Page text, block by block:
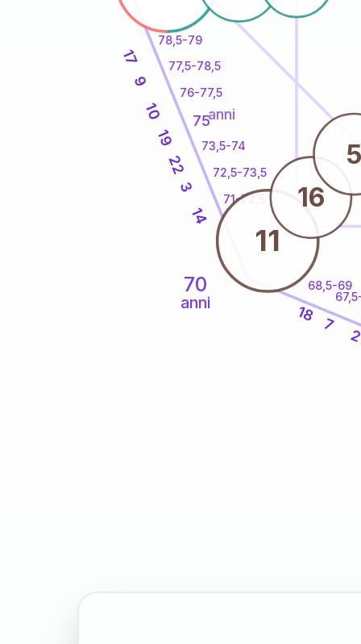
70
anni
68,5-69
71-72,5
72,5-73,5
73,5-74
76-77,5
77,5-78,5
78,5-79
7
18
14
3
22
19
10
9
17
11
16
5
75anni